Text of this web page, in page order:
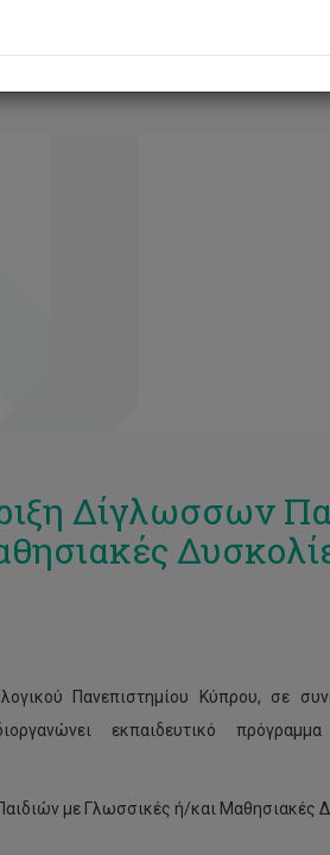
Από τη Θεωρία στην Πράξη
Δίγλωσσων
Πανεπιστημίου Κύπρου, σε
εκπαιδευτικό πρόγραμμα
με Γλωσσικές ή/και Μαθησιακές